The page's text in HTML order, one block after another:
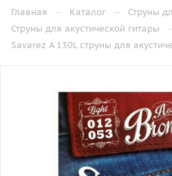
Главная — Каталог — Струны
Струны для акустической гитары
Savarez A 130L струны для